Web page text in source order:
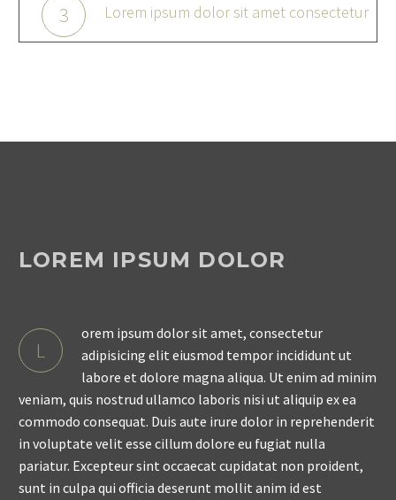
3 Lorem ipsum dolor sit amet consectetur
LOREM IPSUM DOLOR
L
orem ipsum dolor sit amet, consectetur
adipisicing elit eiusmod tempor incididunt ut
labore et dolore magna aliqua. Ut enim ad minim
veniam, quis nostrud ullamco laboris nisi ut aliquip ex ea
commodo consequat. Duis aute irure dolor in reprehenderit
in voluptate velit esse cillum dolore eu fugiat nulla
pariatur. Excepteur sint occaecat cupidatat non proident,
sunt in culpa qui officia deserunt mollit anim id est